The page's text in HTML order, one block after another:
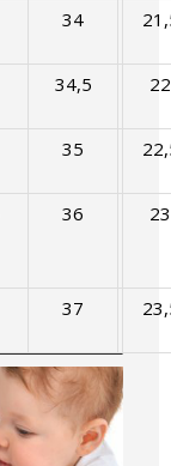
34
34,5 22
35
36 23
37